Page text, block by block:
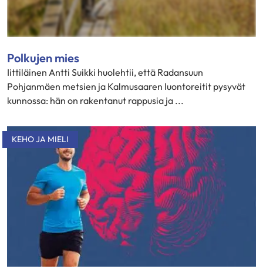
Polkujen mies
Iittiläinen Antti Suikki huolehtii, että Radansuun
Pohjanmäen metsien ja Kalmusaaren luontoreitit pysyvät
kunnossa: hän on rakentanut rappusia ja ...
KEHO JA MIELI